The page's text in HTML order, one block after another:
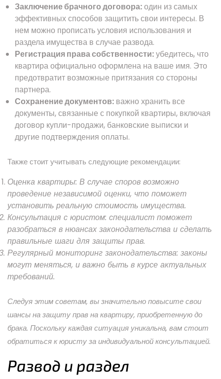
Заключение брачного договора:один из самых
эффективных способов защитить свои интересы. В
нем можно прописать условия использования и
раздела имущества в случае развода.
Регистрация права собственности:убедитесь, что
квартира официально оформлена на ваше имя. Это
предотвратит возможные притязания со стороны
партнера.
Сохранение документов: важно хранить все
документы, связанные с покупкой квартиры, включая
договор купли-продажи, банковские выписки и
другие подтверждения оплаты.
Также стоит учитывать следующие рекомендации:
Оценка квартиры: В случае споров возможно
проведение независимой оценки, что поможет
установить реальную стоимость имущества.
Консультация с юристом: специалист поможет
разобраться в нюансах законодательства и сделать
правильные шаги для защиты прав.
Регулярный мониторинг законодательства: законы
могут меняться, и важно быть в курсе актуальных
требований.
Следуя этим советам, вы значительно повысите свои
шансы на защиту прав на квартиру, приобретенную до
брака. Поскольку каждая ситуация уникальна, вам стоит
обратиться к юристу за индивидуальной консультацией.
Развод и раздел